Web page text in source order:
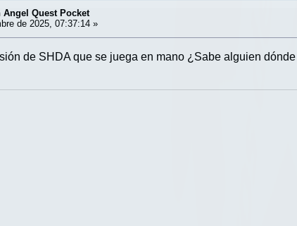
Angel Quest Pocket
de 2025, 07:37:14 »
de SHDA que se juega en mano ¿Sabe alguien
*